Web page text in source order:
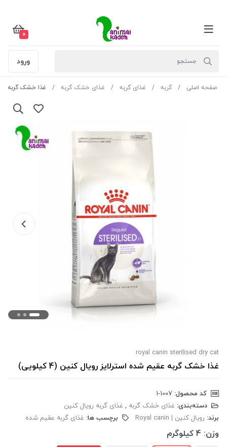
0
ورود
صفحه اصلی گربه غذای گربه غذای خشک گربه غذا خشک گربه عقیم
royal canin sterilised dry cat
غذا خشک گربه عقیم شده استرلایز رویال کنین (4 کیلویی)
کد محصول:
دسته‌بندی: غذای خشک گربه , غذای گربه رویال کنین
برند: رویال کنین | Royal canin برچسب ها: غذای گربه عقیم شده
وزن: 4 کیلوگرم